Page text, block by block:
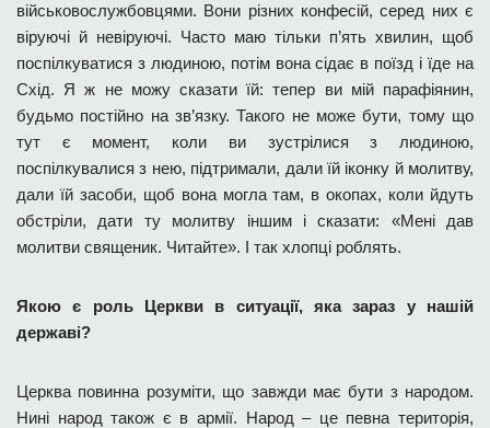
військовослужбовцями. Вони різних конфесій, серед них є
віруючі й невіруючі. Часто маю тільки п’ять хвилин, щоб
поспілкуватися з людиною, потім вона сідає в поїзд і їде на
Схід. Я ж не можу сказати їй: тепер ви мій парафіянин,
будьмо постійно на зв’язку. Такого не може бути, тому що
тут є момент, коли ви зустрілися з людиною,
поспілкувалися з нею, підтримали, дали їй іконку й молитву,
дали їй засоби, щоб вона могла там, в окопах, коли йдуть
обстріли, дати ту молитву іншим і сказати: «Мені дав
молитви священик. Читайте». І так хлопці роблять.
Якою є роль Церкви в ситуації, яка зараз у нашій
державі?
Церква повинна розуміти, що завжди має бути з народом.
Нині народ також є в армії. Народ – це певна територія,